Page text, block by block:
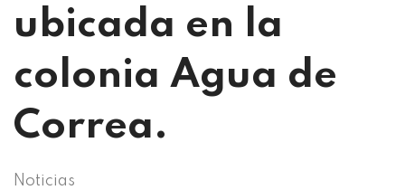
ubicada en la
colonia Agua de
Correa.
Noticias